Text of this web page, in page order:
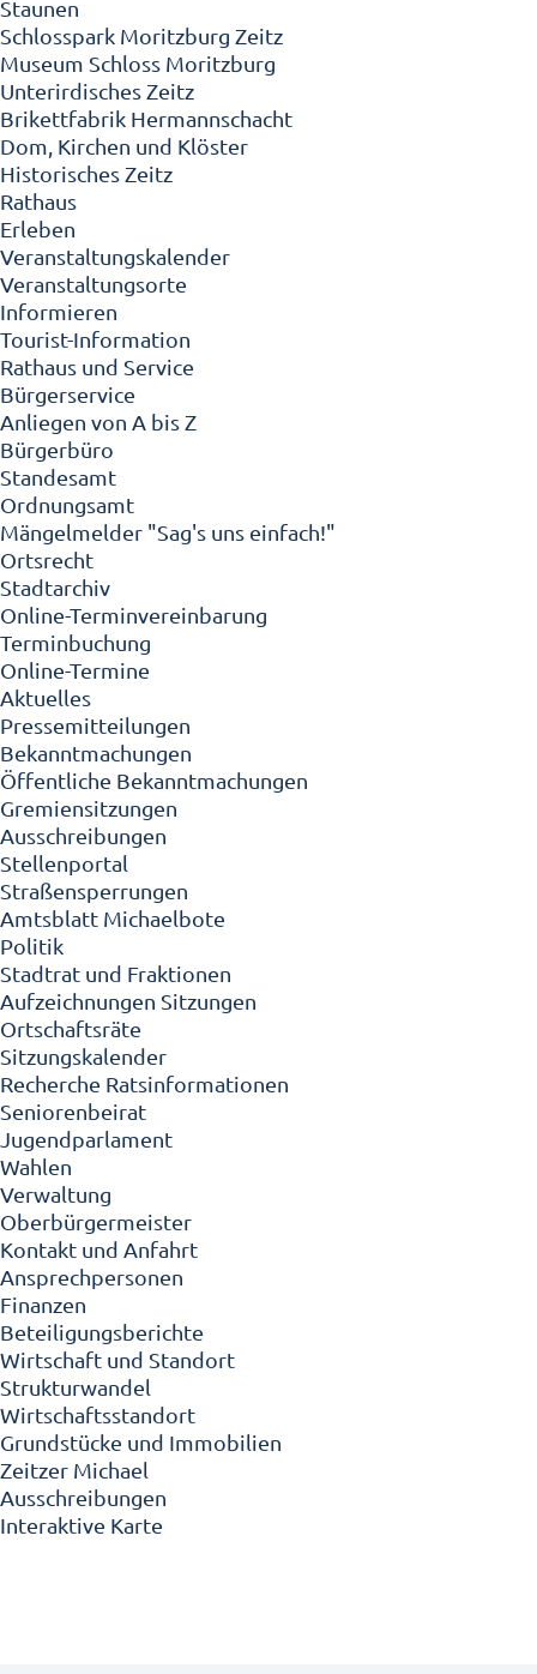
Staunen
Schlosspark Moritzburg Zeitz
Museum Schloss Moritzburg
Unterirdisches Zeitz
Brikettfabrik Hermannschacht
Dom, Kirchen und Klöster
Historisches Zeitz
Rathaus
Erleben
Veranstaltungskalender
Veranstaltungsorte
Informieren
Tourist-Information
Rathaus und Service
Bürgerservice
Anliegen von A bis Z
Bürgerbüro
Standesamt
Ordnungsamt
Mängelmelder "Sag's uns einfach!"
Ortsrecht
Stadtarchiv
Online-Terminvereinbarung
Terminbuchung
Online-Termine
Aktuelles
Pressemitteilungen
Bekanntmachungen
Öffentliche Bekanntmachungen
Gremiensitzungen
Ausschreibungen
Stellenportal
Straßensperrungen
Amtsblatt Michaelbote
Politik
Stadtrat und Fraktionen
Aufzeichnungen Sitzungen
Ortschaftsräte
Sitzungskalender
Recherche Ratsinformationen
Seniorenbeirat
Jugendparlament
Wahlen
Verwaltung
Oberbürgermeister
Kontakt und Anfahrt
Ansprechpersonen
Finanzen
Beteiligungsberichte
Wirtschaft und Standort
Strukturwandel
Wirtschaftsstandort
Grundstücke und Immobilien
Zeitzer Michael
Ausschreibungen
Interaktive Karte